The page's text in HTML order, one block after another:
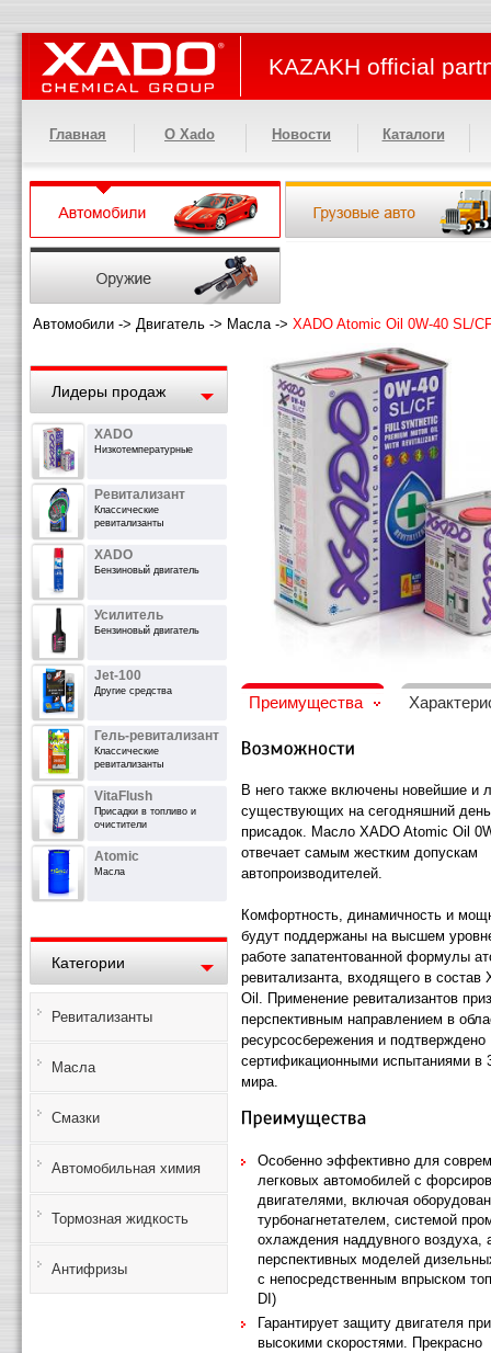
KAZAKH official
Главная О Xado Новости Каталоги
Автомобили -> Двигатель -> Масла-> XADO Atomic Oil 0W-40 SL/
Лидеры продаж
XADO
Низкотемпературные
Ревитализант
Классические
ревитализанты
XADO
Бензиновый двигатель
Усилитель
Бензиновый двигатель
Jet-100
Другие средства
Гель-ревитализант
Классические
ревитализанты
VitaFlush
Присадки в топливо и
очистители
Atomic
Масла
Категории
Ревитализанты
Масла
Смазки
Автомобильная химия
Тормозная жидкость
Антифризы
Преимущества
В него также включены новейшие и
существующих на сегодняшний
присадок. Масло XADO Atomic Oil
отвечает самым жестким допускам
автопроизводителей.
Комфортность, динамичность и
будут поддержаны на высшем
работе запатентованной формулы
ревитализанта, входящего в состав
Oil. Применение ревитализантов
перспективным направлением в
ресурсосбережения и подтверждено
сертификационными испытаниями в
мира.
Особенно эффективно для
легковых автомобилей с
двигателями, включая
турбонагнетателем, системой
охлаждения наддувного воздуха,
перспективных моделей
с непосредственным впрыском
DI)
Гарантирует защиту двигателя
высокими скоростями. Прекрасно